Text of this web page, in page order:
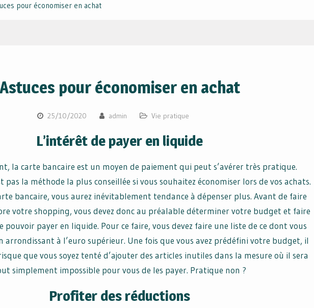
pour économiser en achat
Astuces pour économiser en achat
25/10/2020 admin Vie pratique
L’intérêt de payer en liquide
la carte bancaire est un moyen de paiement qui peut s’avérer très pratique.
pas la méthode la plus conseillée si vous souhaitez économiser lors de vos achats.
bancaire, vous aurez inévitablement tendance à dépenser plus. Avant de faire
votre shopping, vous devez donc au préalable déterminer votre budget et faire
pouvoir payer en liquide. Pour ce faire, vous devez faire une liste de ce dont vous
arrondissant à l’euro supérieur. Une fois que vous avez prédéfini votre budget, il
que vous soyez tenté d’ajouter des articles inutiles dans la mesure où il sera
simplement impossible pour vous de les payer. Pratique non ?
Profiter des réductions